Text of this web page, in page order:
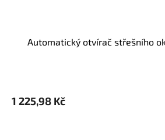
automatický otvírač střešního
1 225,98 Kč